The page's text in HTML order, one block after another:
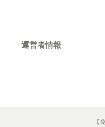
運営者情報
【